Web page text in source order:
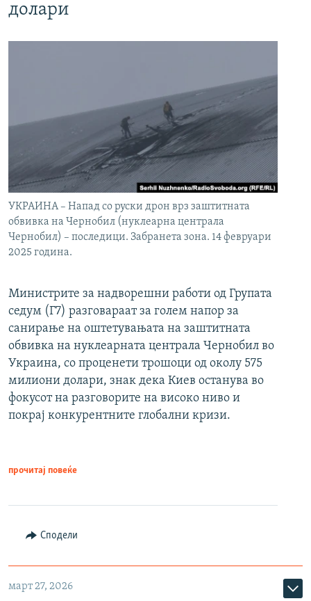
долари
УКРАИНА – Напад со руски дрон врз заштитната
обвивка на Чернобил (нуклеарна централа
Чернобил) – последици. Забранета зона. 14 февруари
2025 година.
Министрите за надворешни работи од Групата
седум (Г7) разговараат за голем напор за
санирање на оштетувањата на заштитната
обвивка на нуклеарната централа Чернобил во
Украина, со проценети трошоци од околу 575
милиони долари, знак дека Киев останува во
фокусот на разговорите на високо ниво и
покрај конкурентните глобални кризи.
прочитај повеќе
Сподели
март 27, 2026